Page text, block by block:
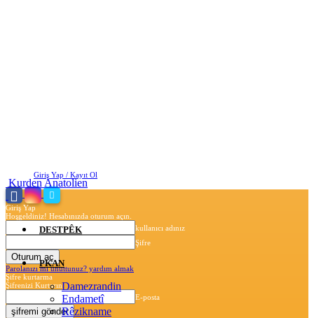
Giriş Yap / Kayıt Ol
Giriş Yap
Hoşgeldiniz! Hesabınızda oturum açın.
kullanıcı adınız
Şifre
Parolanızı mı unuttunuz? yardım almak
Şifre kurtarma
Şifrenizi Kurtarın
E-posta
Kurden Anatolien
DESTPÊK
PKAN
Damezrandin
Endametî
Rêzikname